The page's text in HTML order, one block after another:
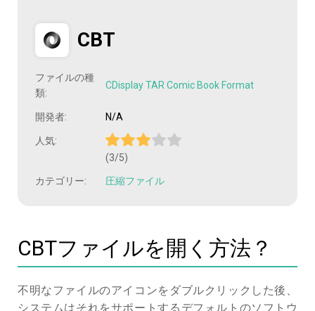
CBT
ファイルの種
類:
CDisplay TAR Comic Book Format
開発者: N/A
人気:
(3/5)
カテゴリー: 圧縮ファイル
CBTファイルを開く方法？
不明なファイルのアイコンをダブルクリックした後、
システムはそれをサポートするデフォルトのソフトウ